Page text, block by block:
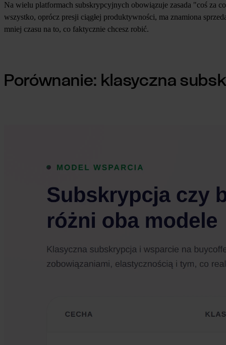
Na wielu platformach subskrypcyjnych obowiązuje zasada "coś za
wszystko, oprócz presji ciągłej produktywności, ma znamiona
mniej czasu na to, co faktycznie chcesz robić.
Porównanie: klasyczna